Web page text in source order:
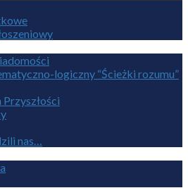
logiczny “Ścieżki rozumu”
nas…